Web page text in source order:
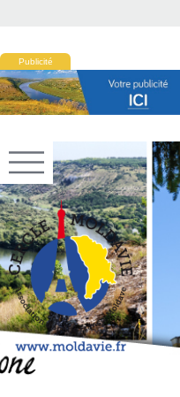
Publicité